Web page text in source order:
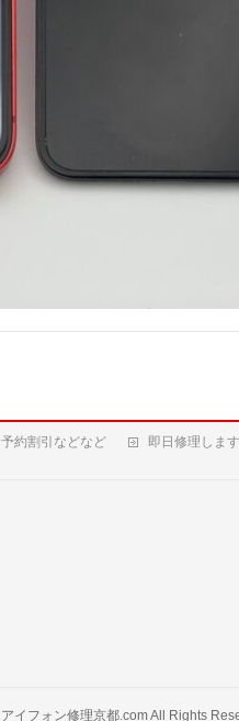
予約割引などなど 即日修理します
アイフォン修理京都.comAll Rights